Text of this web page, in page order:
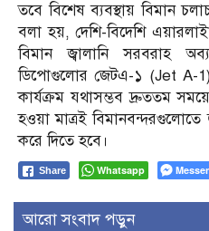
তবে বিশেষ ব্যবস্থায় বিমান
বলা হয়, দেশি-বিদেশি
বিমান জ্বালানি সরবরাহ
ডিপোগুলোর জেটএ-১ (Jet A-1)
কার্যক্রম যথাসম্ভব দ্রুততম
হওয়া মাত্রই বিমানবন্দরগুলোতে
করে দিতে হবে।
Share Whatsapp
আরো সংবাদ পড়ুন